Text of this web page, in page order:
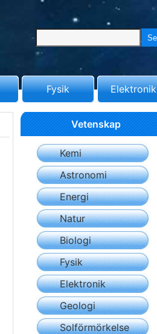
Fysik Elektronik
Vetenskap
Kemi
Astronomi
Energi
Natur
Biologi
Fysik
Elektronik
Geologi
Solförmörkelse